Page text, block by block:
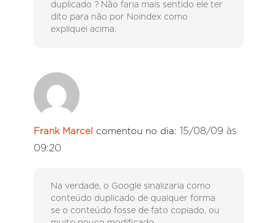
duplicado ? Não faria mais sentido ele ter
dito para não por Noindex como
expliquei acima.
Frank Marcel comentou no dia: 15/08/09 às
09:20
Na verdade, o Google sinalizaria como
conteúdo duplicado de qualquer forma
se o conteúdo fosse de fato copiado, ou